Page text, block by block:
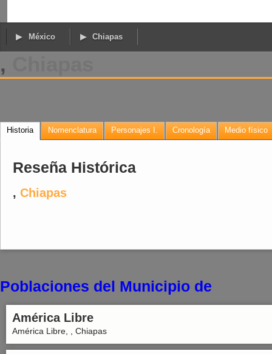
México Chiapas
,
Historia Nomenclatura Personajes I. Cronología Medio físico
Reseña Histórica
, Chiapas
Poblaciones del Municipio de
América Libre
América Libre, , Chiapas